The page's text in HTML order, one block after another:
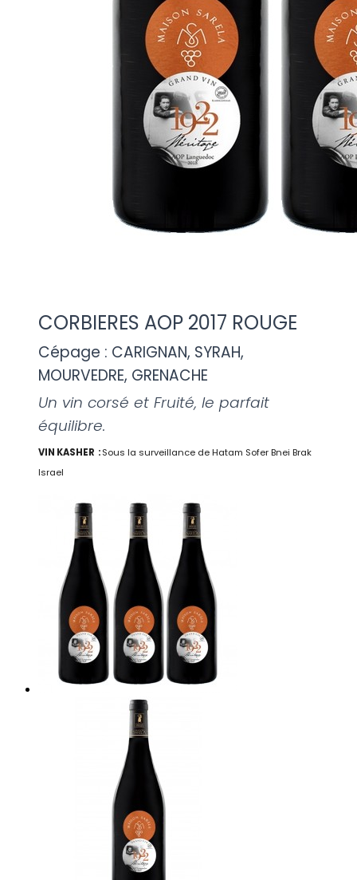
CORBIERES AOP 2017 ROUGE
Cépage : CARIGNAN, SYRAH,
MOURVEDRE, GRENACHE
Un vin corsé et Fruité, le parfait
équilibre.
VIN KASHER :Sous la surveillance de Hatam Sofer Bnei Brak
Israel